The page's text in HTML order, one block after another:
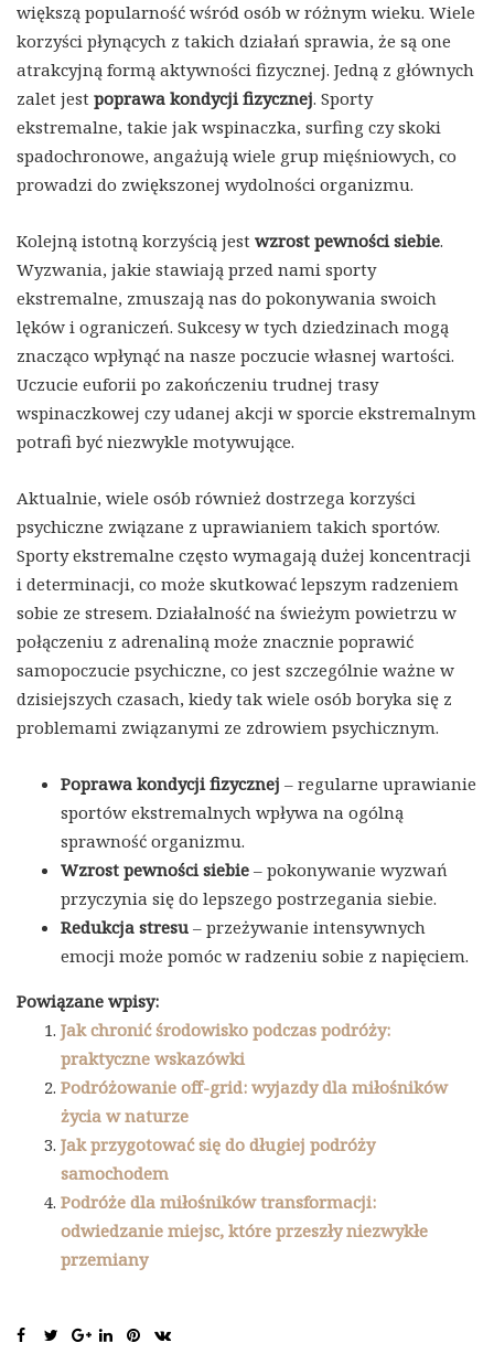
większą popularność wśród osób w różnym wieku. Wiele
korzyści płynących z takich działań sprawia, że są one
atrakcyjną formą aktywności fizycznej. Jedną z głównych
zalet jest poprawa kondycji fizycznej. Sporty
ekstremalne, takie jak wspinaczka, surfing czy skoki
spadochronowe, angażują wiele grup mięśniowych, co
prowadzi do zwiększonej wydolności organizmu.
Kolejną istotną korzyścią jest wzrost pewności siebie.
Wyzwania, jakie stawiają przed nami sporty
ekstremalne, zmuszają nas do pokonywania swoich
lęków i ograniczeń. Sukcesy w tych dziedzinach mogą
znacząco wpłynąć na nasze poczucie własnej wartości.
Uczucie euforii po zakończeniu trudnej trasy
wspinaczkowej czy udanej akcji w sporcie ekstremalnym
potrafi być niezwykle motywujące.
Aktualnie, wiele osób również dostrzega korzyści
psychiczne związane z uprawianiem takich sportów.
Sporty ekstremalne często wymagają dużej koncentracji
i determinacji, co może skutkować lepszym radzeniem
sobie ze stresem. Działalność na świeżym powietrzu w
połączeniu z adrenaliną może znacznie poprawić
samopoczucie psychiczne, co jest szczególnie ważne w
dzisiejszych czasach, kiedy tak wiele osób boryka się z
problemami związanymi ze zdrowiem psychicznym.
Poprawa kondycji fizycznej – regularne uprawianie
sportów ekstremalnych wpływa na ogólną
sprawność organizmu.
Wzrost pewności siebie – pokonywanie wyzwań
przyczynia się do lepszego postrzegania siebie.
Redukcja stresu – przeżywanie intensywnych
emocji może pomóc w radzeniu sobie z napięciem.
Powiązane wpisy:
Jak chronić środowisko podczas podróży:
praktyczne wskazówki
Podróżowanie off-grid: wyjazdy dla miłośników
życia w naturze
Jak przygotować się do długiej podróży
samochodem
Podróże dla miłośników transformacji:
odwiedzanie miejsc, które przeszły niezwykłe
przemiany